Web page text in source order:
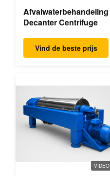
Afvalwaterbehandeling
Decanter Centrifuge
Vind de beste prijs
VIDEO